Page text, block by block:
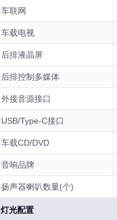
车联网
车载电视
后排液晶屏
后排控制多媒体
外接音源接口
USB/Type-C接口
车载CD/DVD
音响品牌
扬声器喇叭数量(个)
灯光配置